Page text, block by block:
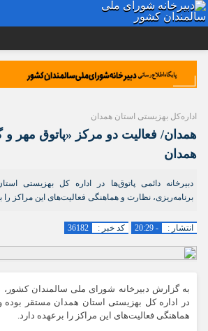
اینستاگرام
آپارات
نام کاربری یا نشانی ایمیل
رمز عبور
اداره‌کل بهزیستی استان همدان
همدان/ فعالیت دو مرکز «پاتوق مهر و
همدان
دبیرخانه دائمی پاتوق‌ها در اداره کل بهزیستی
برنامه‌ریزی، نظارت و هماهنگی فعالیت‌های این مراکز را
انتشار : - 20:29 کد خبر : 36182
به گزارش دبیرخانه شورای ملی سالمندان کشور،
در اداره کل بهزیستی استان همدان مستقر بوده
هماهنگی فعالیت‌های این مراکز را برعهده دارد.
منتشر خواهد شد.
پیام هایی که حاوی تهمت یا افترا باشد منتشر نخواهد
پیام هایی که به غیر از زبان فارسی یا غیر مرتبط